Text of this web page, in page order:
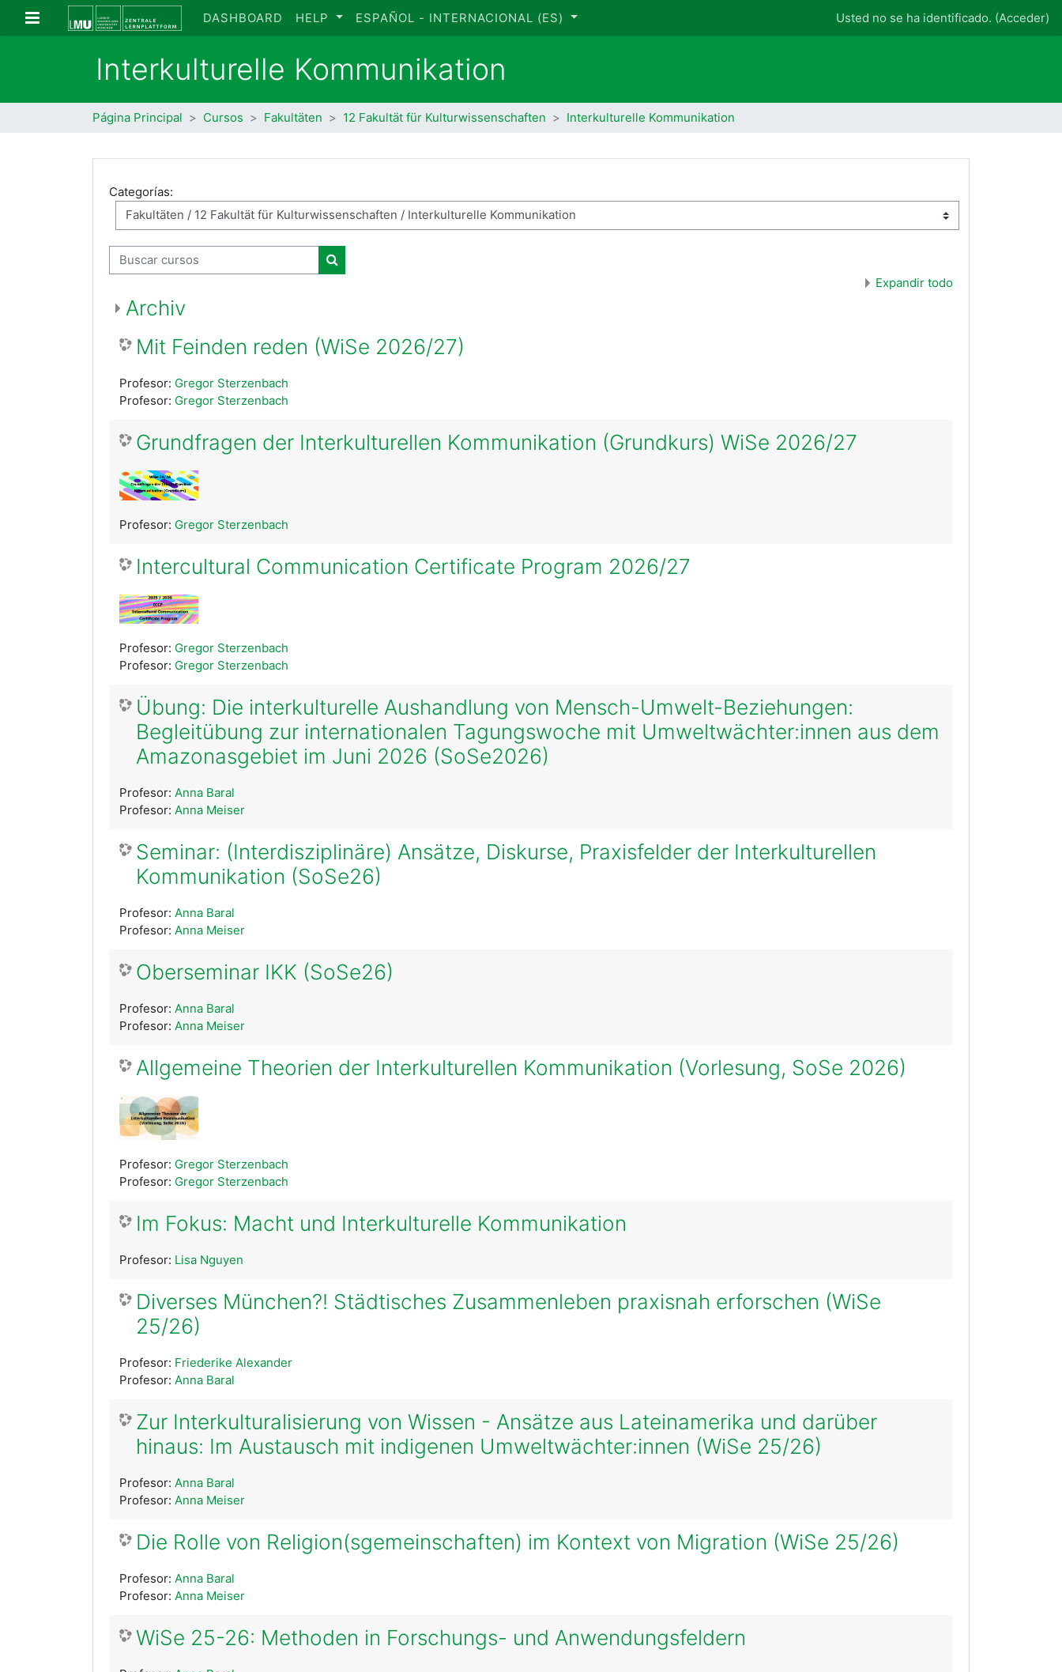
Salta al contenido principal
Panel lateral DASHBOARD HELP ESPAÑOL - INTERNACIONAL ‎(ES)‎ Usted no se ha identificado. (Acceder)
Interkulturelle Kommunikation
Página Principal Cursos Fakultäten 12 Fakultät für Kulturwissenschaften Interkulturelle Kommunikation
Categorías:
Buscar cursos
Buscar cursos Expandir todo
Archiv
Mit Feinden reden (WiSe 2026/27)
Profesor: Gregor Sterzenbach
Profesor: Gregor Sterzenbach
Grundfragen der Interkulturellen Kommunikation (Grundkurs) WiSe 2026/27
Profesor: Gregor Sterzenbach
Intercultural Communication Certificate Program 2026/27
Profesor: Gregor Sterzenbach
Profesor: Gregor Sterzenbach
Übung: Die interkulturelle Aushandlung von Mensch-Umwelt-Beziehungen:
Begleitübung zur internationalen Tagungswoche mit Umweltwächter:innen aus dem
Amazonasgebiet im Juni 2026 (SoSe2026)
Profesor: Anna Baral
Profesor: Anna Meiser
Seminar: (Interdisziplinäre) Ansätze, Diskurse, Praxisfelder der Interkulturellen
Kommunikation (SoSe26)
Profesor: Anna Baral
Profesor: Anna Meiser
Oberseminar IKK (SoSe26)
Profesor: Anna Baral
Profesor: Anna Meiser
Allgemeine Theorien der Interkulturellen Kommunikation (Vorlesung, SoSe 2026)
Profesor: Gregor Sterzenbach
Profesor: Gregor Sterzenbach
Im Fokus: Macht und Interkulturelle Kommunikation
Profesor: Lisa Nguyen
Diverses München?! Städtisches Zusammenleben praxisnah erforschen (WiSe
25/26)
Profesor: Friederike Alexander
Profesor: Anna Baral
Zur Interkulturalisierung von Wissen - Ansätze aus Lateinamerika und darüber
hinaus: Im Austausch mit indigenen Umweltwächter:innen (WiSe 25/26)
Profesor: Anna Baral
Profesor: Anna Meiser
Die Rolle von Religion(sgemeinschaften) im Kontext von Migration (WiSe 25/26)
Profesor: Anna Baral
Profesor: Anna Meiser
WiSe 25-26: Methoden in Forschungs- und Anwendungsfeldern